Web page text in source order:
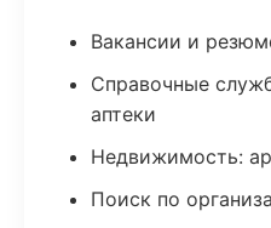
Вакансии и
Справочные
аптеки
Недвижимость:
Поиск по